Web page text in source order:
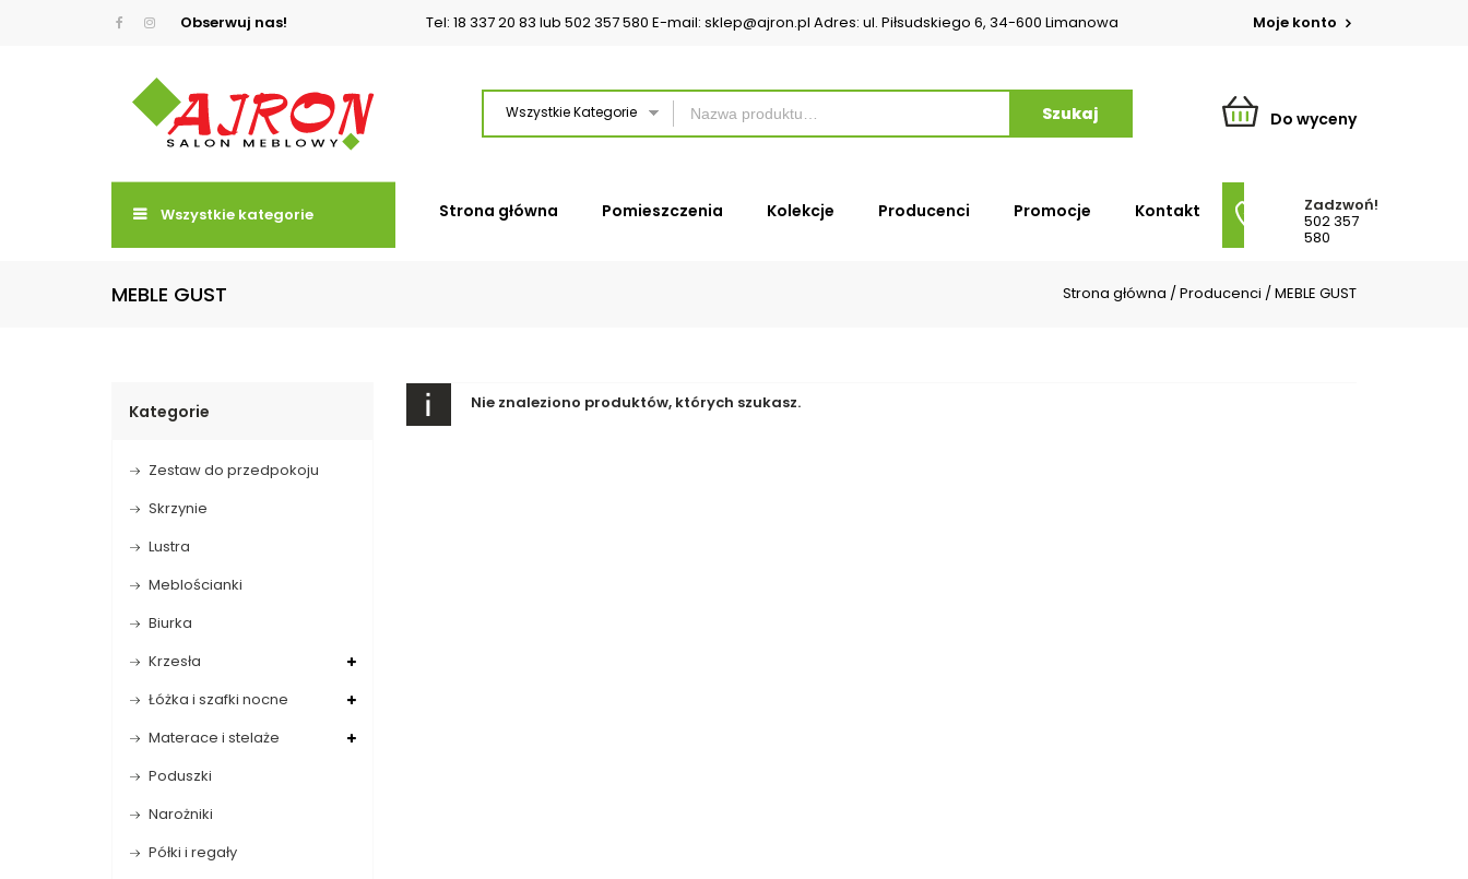
Obserwuj nas! Tel: 18 337 20 83 lub 502 357 580 E-mail: sklep@ajron.pl Adres: ul. Piłsudskiego 6, 34-600 Limanowa Moje konto
Wszystkie Kategorie Do wyceny
Wszystkie kategorie Strona główna Pomieszczenia Kolekcje Producenci Promocje Kontakt Zadzwoń!
502 357
580
MEBLE GUST Strona główna /Producenci /MEBLE GUST
Nie znaleziono produktów, których szukasz.
Kategorie
Zestaw do przedpokoju
Skrzynie
Lustra
Meblościanki
Biurka
Krzesła
Łóżka i szafki nocne
Materace i stelaże
Poduszki
Narożniki
Półki i regały